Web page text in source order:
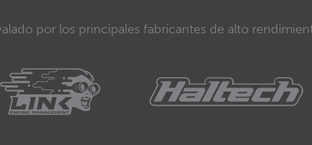
por los principales fabricantes de alto